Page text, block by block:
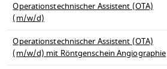
Operationstechnischer Assistent (OTA)
(m/w/d)
Operationstechnischer Assistent (OTA)
(m/w/d) mit Röntgenschein Angiographie